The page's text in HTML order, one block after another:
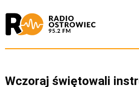
Wczoraj świętowali